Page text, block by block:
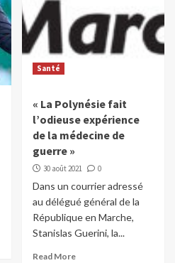
Santé
« La Polynésie fait
l’odieuse expérience
de la médecine de
guerre »
30 août 2021 0
Dans un courrier adressé
au délégué général de la
République en Marche,
Stanislas Guerini, la...
Read More